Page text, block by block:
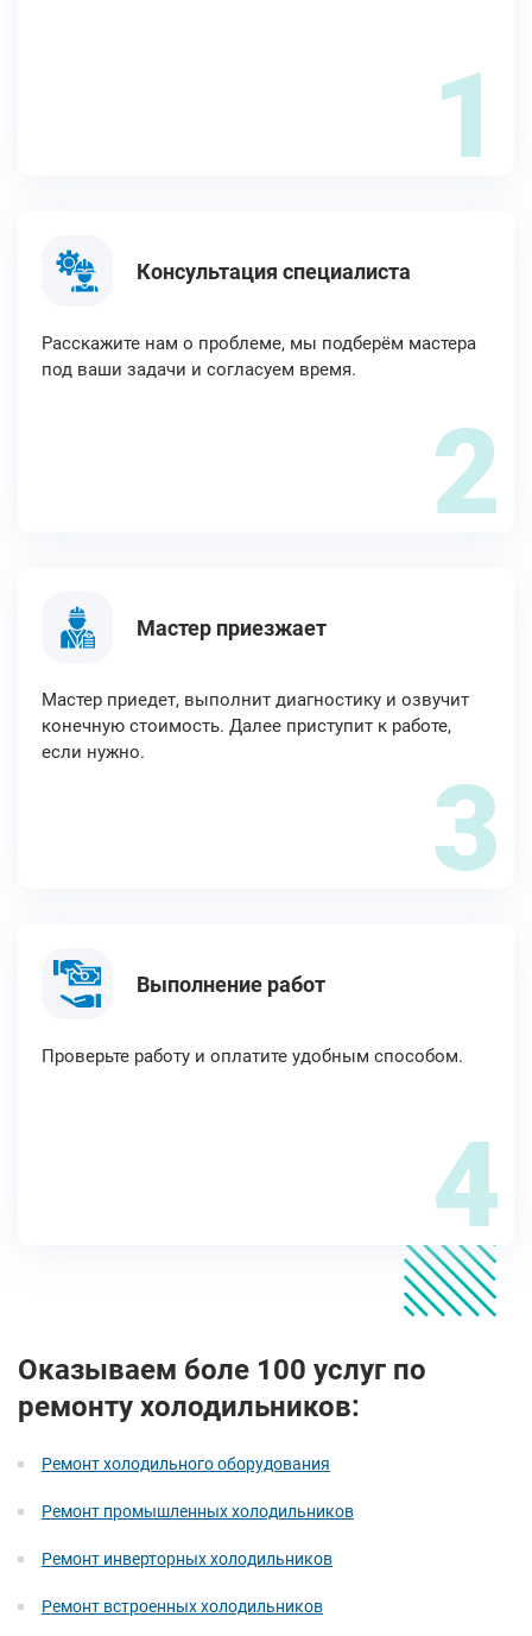
1
Консультация специалиста
Расскажите нам о проблеме, мы подберём мастера
под ваши задачи и согласуем время.
2
Мастер приезжает
Мастер приедет, выполнит диагностику и озвучит
конечную стоимость. Далее приступит к работе,
если нужно.
3
Выполнение работ
Проверьте работу и оплатите удобным способом.
4
Оказываем боле 100 услуг по
ремонту холодильников:
Ремонт холодильного оборудования
Ремонт промышленных холодильников
Ремонт инверторных холодильников
Ремонт встроенных холодильников